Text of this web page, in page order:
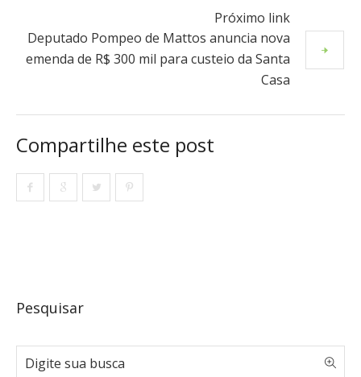
Próximo link
Deputado Pompeo de Mattos anuncia nova
emenda de R$ 300 mil para custeio da Santa
Casa
Compartilhe este post
Pesquisar